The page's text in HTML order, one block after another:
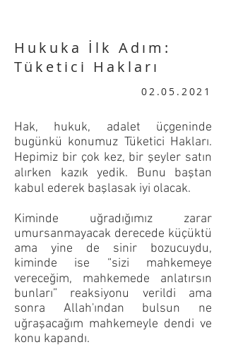
Hukuka İlk Adım:
Tüketici Hakları
02.05.2021
Hak, hukuk, adalet üçgeninde
bugünkü konumuz Tüketici Hakları.
Hepimiz bir çok kez, bir şeyler satın
alırken kazık yedik. Bunu baştan
kabul ederek başlasak iyi olacak.
Kiminde uğradığımız zarar
umursanmayacak derecede küçüktü
ama yine de sinir bozucuydu,
kiminde ise “sizi mahkemeye
vereceğim, mahkemede anlatırsın
bunları” reaksiyonu verildi ama
sonra Allah'ından bulsun ne
uğraşacağım mahkemeyle dendi ve
konu kapandı.